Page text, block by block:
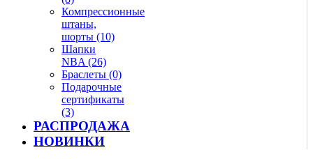
Компрессионные
штаны,
шорты (10)
Шапки
NBA (26)
Браслеты (0)
Подарочные
сертификаты
(3)
РАСПРОДАЖА
НОВИНКИ